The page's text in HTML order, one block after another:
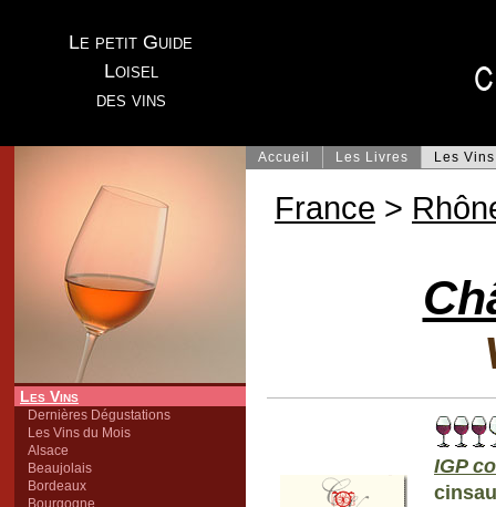
Le petit Guide
Loisel
des vins
Les Vins
Dernières Dégustations
Les Vins du Mois
Alsace
Beaujolais
Bordeaux
Bourgogne
Accueil Les Livres Les Vins
France >
IGP